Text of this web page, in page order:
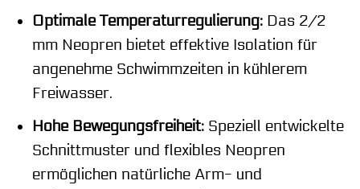
Optimale Temperaturregulierung:Das 2/2
mm Neopren bietet effektive Isolation für
angenehme Schwimmzeiten in kühlerem
Freiwasser.
Hohe Bewegungsfreiheit:Speziell entwickelte
Schnittmuster und flexibles Neopren
ermöglichen natürliche Arm- und